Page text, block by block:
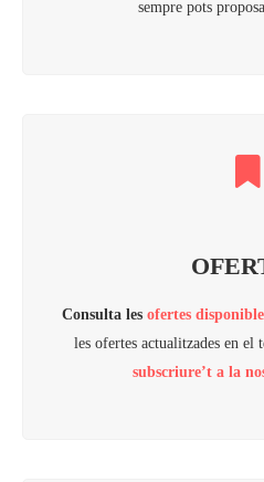
sempre pots
Consulta les ofertes
les ofertes actualitzades en el
subscriure’t a la